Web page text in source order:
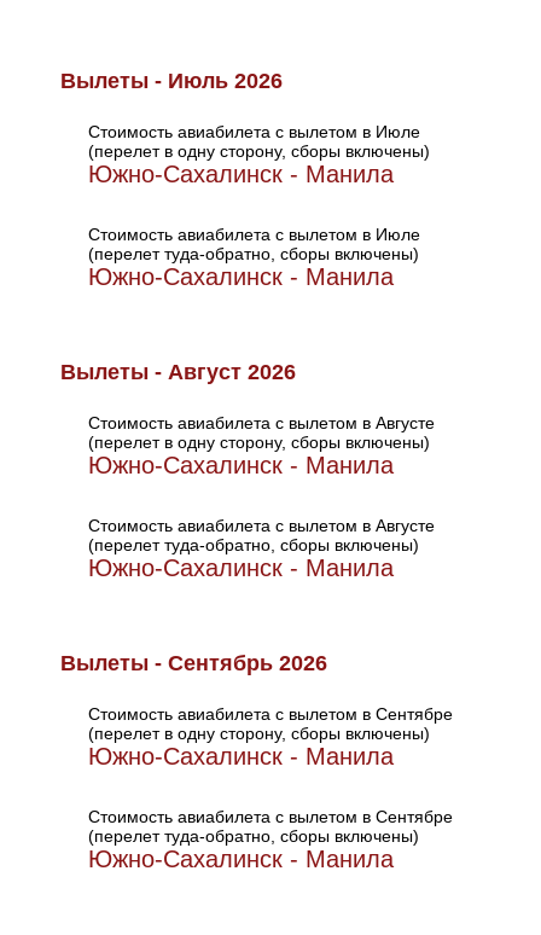
Вылеты - Июль 2026
Стоимость авиабилета с вылетом в Июле
(перелет в одну сторону, сборы включены)
Южно-Сахалинск - Манила
Стоимость авиабилета с вылетом в Июле
(перелет туда-обратно, сборы включены)
Южно-Сахалинск - Манила
Вылеты - Август 2026
Стоимость авиабилета с вылетом в Августе
(перелет в одну сторону, сборы включены)
Южно-Сахалинск - Манила
Стоимость авиабилета с вылетом в Августе
(перелет туда-обратно, сборы включены)
Южно-Сахалинск - Манила
Вылеты - Сентябрь 2026
Стоимость авиабилета с вылетом в Сентябре
(перелет в одну сторону, сборы включены)
Южно-Сахалинск - Манила
Стоимость авиабилета с вылетом в Сентябре
(перелет туда-обратно, сборы включены)
Южно-Сахалинск - Манила